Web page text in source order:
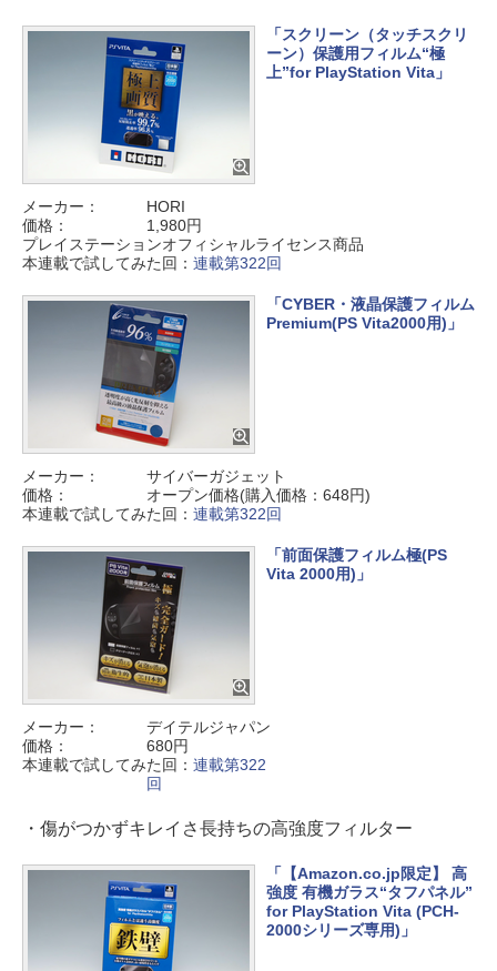
「スクリーン（タッチスクリ
ーン）保護用フィルム“極
上”for PlayStation Vita」
メーカー：
HORI
価格：
1,980円
プレイステーションオフィシャルライセンス商品
本連載で試してみた回： 連載第322回
「CYBER・液晶保護フィルム
Premium(PS Vita2000用)」
メーカー：
サイバーガジェット
価格：
オープン価格(購入価格：648円)
本連載で試してみた回： 連載第322回
「前面保護フィルム極(PS
Vita 2000用)」
メーカー：
デイテルジャパン
価格：
680円
本連載で試してみた回： 連載第322
回
・傷がつかずキレイさ長持ちの高強度フィルター
「【Amazon.co.jp限定】 高
強度 有機ガラス“タフパネル”
for PlayStation Vita (PCH-
2000シリーズ専用)」